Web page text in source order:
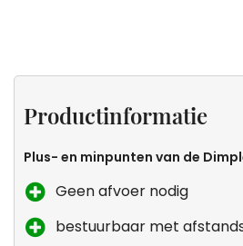
Productinformatie
Plus- en minpunten van de
Geen afvoer nodig
bestuurbaar met